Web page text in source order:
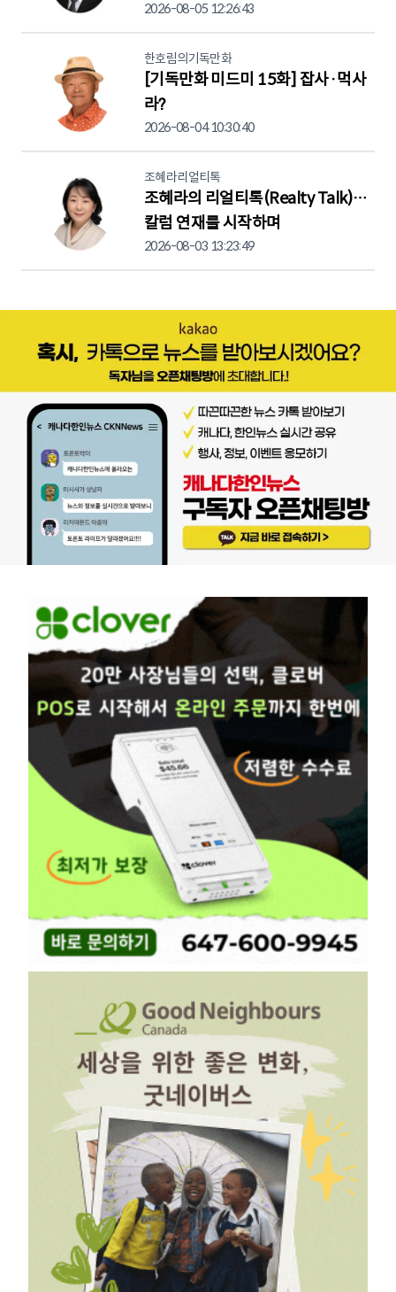
2026-08-05 12:26:43
한호림의기독만화
[기독만화 미드미 15화] 잡사·먹사
라?
2026-08-04 10:30:40
조혜라리얼티톡
조혜라의 리얼티톡(Realty Talk)…
칼럼 연재를 시작하며
2026-08-03 13:23:49